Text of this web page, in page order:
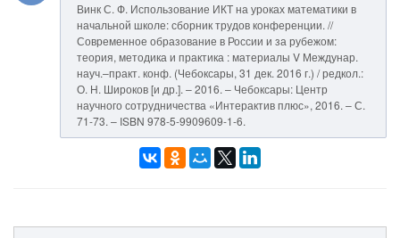
Винк С. Ф. Использование ИКТ на уроках математики в
начальной школе: сборник трудов конференции. //
Современное образование в России и за рубежом:
теория, методика и практика : материалы V Междунар.
науч.–практ. конф. (Чебоксары, 31 дек. 2016 г.) / редкол.:
О. Н. Широков [и др.]. – 2016. – Чебоксары: Центр
научного сотрудничества «Интерактив плюс», 2016. – С.
71-73. – ISBN 978-5-9909609-1-6.